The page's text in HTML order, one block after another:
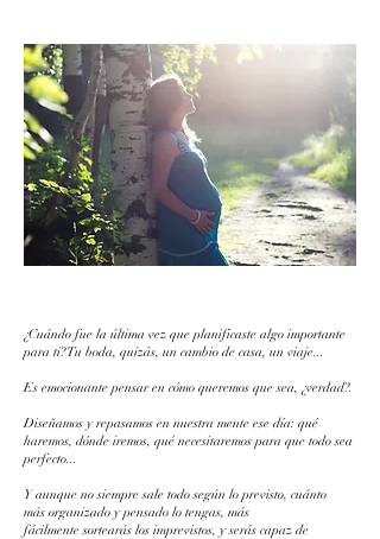
¿Cuándo fue la última vez que planificaste algo importante
para ti? Tu boda, quizás, un cambio de casa, un viaje...
Es emocionante pensar en cómo queremos que sea, ¿verdad?.
Diseñamos y repasamos en nuestra mente ese día: qué
haremos, dónde iremos, qué necesitaremos para que todo sea
perfecto...
Y aunque no siempre sale todo según lo previsto, cuánto
más organizado y pensado lo tengas, más
fácilmente sortearás los imprevistos, y serás capaz de